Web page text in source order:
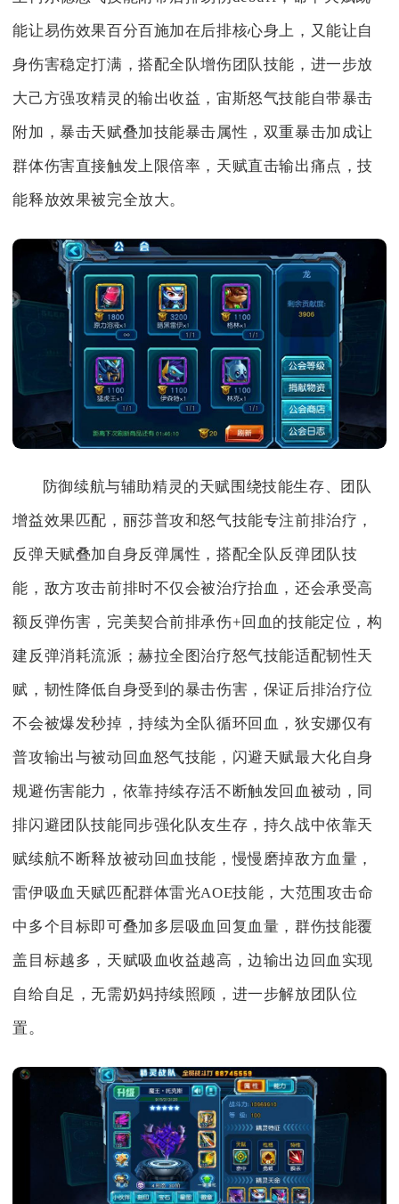
能让易伤效果百分百施加在后排核心身上，又能让自
身伤害稳定打满，搭配全队增伤团队技能，进一步放
大己方强攻精灵的输出收益，宙斯怒气技能自带暴击
附加，暴击天赋叠加技能暴击属性，双重暴击加成让
群体伤害直接触发上限倍率，天赋直击输出痛点，技
能释放效果被完全放大。
防御续航与辅助精灵的天赋围绕技能生存、团队
增益效果匹配，丽莎普攻和怒气技能专注前排治疗，
反弹天赋叠加自身反弹属性，搭配全队反弹团队技
能，敌方攻击前排时不仅会被治疗抬血，还会承受高
额反弹伤害，完美契合前排承伤+回血的技能定位，构
建反弹消耗流派；赫拉全图治疗怒气技能适配韧性天
赋，韧性降低自身受到的暴击伤害，保证后排治疗位
不会被爆发秒掉，持续为全队循环回血，狄安娜仅有
普攻输出与被动回血怒气技能，闪避天赋最大化自身
规避伤害能力，依靠持续存活不断触发回血被动，同
排闪避团队技能同步强化队友生存，持久战中依靠天
赋续航不断释放被动回血技能，慢慢磨掉敌方血量，
雷伊吸血天赋匹配群体雷光AOE技能，大范围攻击命
中多个目标即可叠加多层吸血回复血量，群伤技能覆
盖目标越多，天赋吸血收益越高，边输出边回血实现
自给自足，无需奶妈持续照顾，进一步解放团队位
置。